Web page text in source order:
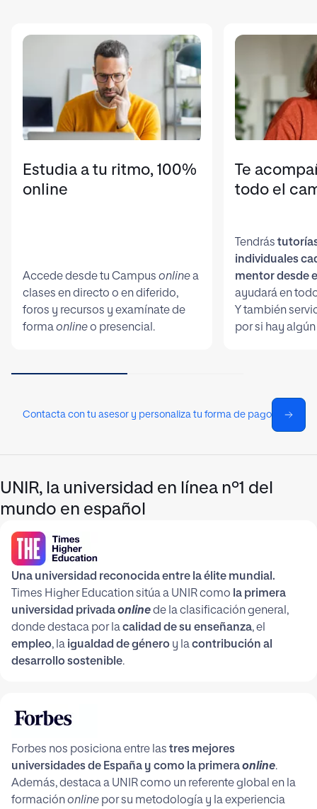
Estudia a tu ritmo, 100%
online
Accede desde tu Campus onlinea
clases en directo o en diferido,
foros y recursos y examínate de
formaonlineo presencial.
Te
todo el
Tendrás
individuales
mentor desde
ayudará en
Y también
por si hay
Contacta con tu asesor y personaliza tu forma de pago
UNIR, la universidad en línea nº1 del
mundo en español
Una universidad reconocida entre la élite mundial.
Times Higher Education sitúa a UNIR como la primera
universidad privadaonlinede la clasificación general,
donde destaca por lacalidad de su enseñanza, el
empleo, la igualdad de género y lacontribución al
desarrollo sostenible.
Forbes nos posiciona entre las tres mejores
universidades de España y como la primeraonline.
Además, destaca a UNIR como un referente global en la
formaciónonline por su metodología y la experiencia